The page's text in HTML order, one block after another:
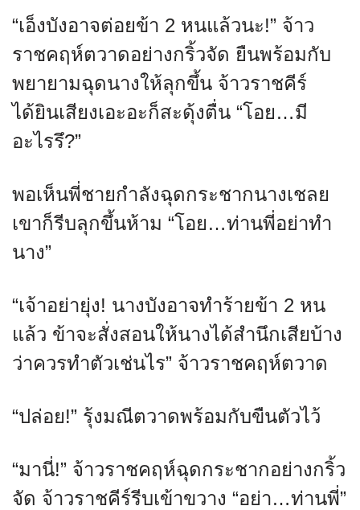
“เอ็งบังอาจต่อยข้า 2 หนแล้วนะ!” จ้าว
ราชคฤห์ตวาดอย่างกริ้วจัด ยืนพร้อมกับ
พยายามฉุดนางให้ลุกขึ้น จ้าวราชคีร์
ได้ยินเสียงเอะอะก็สะดุ้งตื่น “โอย…มี
อะไรรึ?”
พอเห็นพี่ชายกำลังฉุดกระชากนางเชลย
เขาก็รีบลุกขึ้นห้าม “โอย…ท่านพี่อย่าทำ
นาง”
“เจ้าอย่ายุ่ง! นางบังอาจทำร้ายข้า 2 หน
แล้ว ข้าจะสั่งสอนให้นางได้สำนึกเสียบ้าง
ว่าควรทำตัวเช่นไร” จ้าวราชคฤห์ตวาด
“ปล่อย!” รุ้งมณีตวาดพร้อมกับขืนตัวไว้
“มานี่!” จ้าวราชคฤห์ฉุดกระชากอย่างกริ้ว
จัด จ้าวราชคีร์รีบเข้าขวาง “อย่า…ท่านพี่”